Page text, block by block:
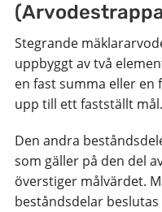
Stegrande
uppbyggt av två
en fast summa eller
upp till ett fastställt mål.
Den andra
som gäller på den del
överstiger målvärdet.
beståndsdelar